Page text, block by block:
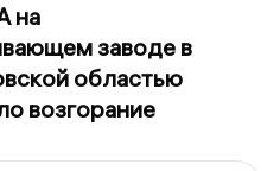
на
заводе в
областью
возгорание